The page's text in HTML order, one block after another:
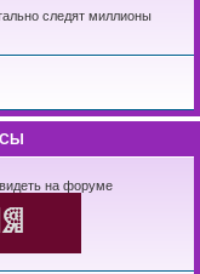
следят миллионы
на форуме